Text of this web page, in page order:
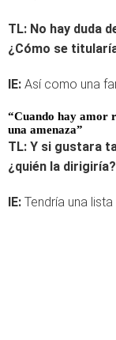
TL: No hay duda
¿Cómo se
IE: Así como una
“Cuando hay amor
una amenaza”
TL: Y si gustara
¿quién la dirigiría?
IE: Tendría una